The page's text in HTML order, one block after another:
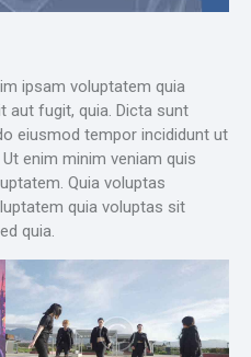
ipsam voluptatem quia
aut fugit, quia. Dicta sunt
eiusmod tempor incididunt ut
enim minim veniam quis
Quia voluptas
quia voluptas sit
quia.